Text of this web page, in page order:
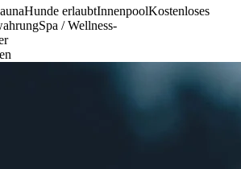
Hunde erlaubtInnenpoolKostenloses
Spa / Wellness-